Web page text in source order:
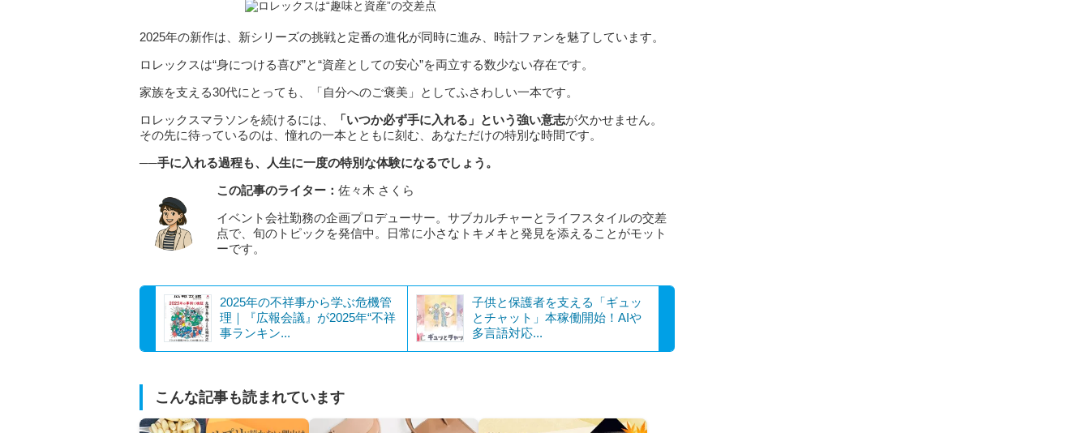
2025年の新作は、新シリーズの挑戦と定番の進化が同時に進み、時計ファンを魅了しています。
ロレックスは“身につける喜び”と“資産としての安心”を両立する数少ない存在です。
家族を支える30代にとっても、「自分へのご褒美」としてふさわしい一本です。
ロレックスマラソンを続けるには、
「いつか必ず手に入れる」という強い意志が欠かせません。
その先に待っているのは、憧れの一本とともに刻む、あなただけの特別な時間です。
──手に入れる過程も、人生に一度の特別な体験になるでしょう。
この記事のライター： 佐々木 さくら
イベント会社勤務の企画プロデューサー。サブカルチャーとライフスタイルの交差
点で、旬のトピックを発信中。日常に小さなトキメキと発見を添えることがモット
ーです。
2025年の不祥事から学ぶ危機管
理｜『広報会議』が2025年“不祥
事ランキン...
子供と保護者を支える「ギュッ
とチャット」本稼働開始！AIや
多言語対応...
こんな記事も読まれています